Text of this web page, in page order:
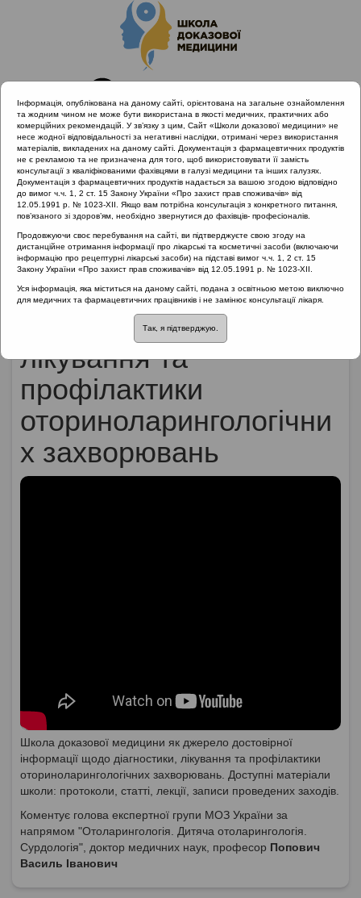
Головна
Матеріали за МКХ-11
12 Хвороби органів дихання
Достовірна інформація щодо діагностики, лікування та
профілактики оториноларингологічних захворювань
Достовірна інформація
щодо діагностики,
лікування та
профілактики
оториноларингологічни
х захворювань
Школа доказової медицини як джерело достовірної
інформації щодо діагностики, лікування та профілактики
оториноларингологічних захворювань. Доступні матеріали
школи: протоколи, статті, лекції, записи проведених заходів.
Коментує голова експертної групи МОЗ України за
напрямом "Отоларингологія. Дитяча отоларингологія.
Сурдологія", доктор медичних наук, професор Попович
Василь Іванович
Інформація, опублікована на даному сайті, орієнтована на загальне ознайомлення
та жодним чином не може бути використана в якості медичних, практичних або
комерційних рекомендацій. У зв’язку з цим, Сайт «Школи доказової медицини» не
несе жодної відповідальності за негативні наслідки, отримані через використання
матеріалів, викладених на даному сайті. Документація з фармацевтичних продуктів
не є рекламою та не призначена для того, щоб використовувати її замість
консультації з кваліфікованими фахівцями в галузі медицини та інших галузях.
Документація з фармацевтичних продуктів надається за вашою згодою відповідно
до вимог ч.ч. 1, 2 ст. 15 Закону України «Про захист прав споживачів» від
12.05.1991 р. № 1023-XII. Якщо вам потрібна консультація з конкретного питання,
пов’язаного зі здоров’ям, необхідно звернутися до фахівців- професіоналів.
Продовжуючи своє перебування на сайті, ви підтверджуєте свою згоду на
дистанційне отримання інформації про лікарські та косметичні засоби (включаючи
інформацію про рецептурні лікарські засоби) на підставі вимог ч.ч. 1, 2 ст. 15
Закону України «Про захист прав споживачів» від 12.05.1991 р. № 1023-XII.
Уся інформація, яка міститься на даному сайті, подана з освітньою метою виключно
для медичних та фармацевтичних працівників і не замінює консультації лікаря.
Так, я підтверджую.